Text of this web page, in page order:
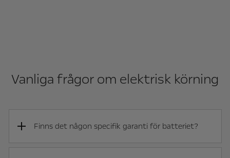
Vanliga frågor om elektrisk körning
Finns det någon specifik garanti för batteriet?